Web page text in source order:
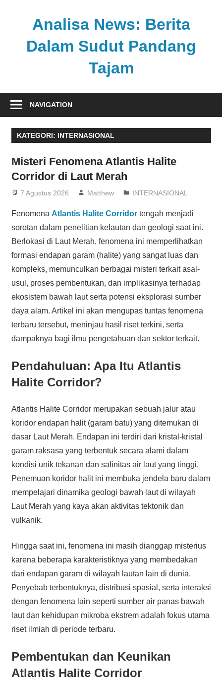
Analisa News: Berita
Dalam Sudut Pandang
Tajam
kritis
akurat
dari
politik,
dan
olahraga
NAVIGATION
KATEGORI: INTERNASIONAL
Misteri Fenomena Atlantis Halite
Corridor di Laut Merah
7 Agustus 2026 Matthew INTERNASIONAL
Fenomena Atlantis Halite Corridortengah menjadi
sorotan dalam penelitian kelautan dan geologi saat ini.
Berlokasi di Laut Merah, fenomena ini memperlihatkan
formasi endapan garam (halite) yang sangat luas dan
kompleks, memunculkan berbagai misteri terkait asal-
usul, proses pembentukan, dan implikasinya terhadap
ekosistem bawah laut serta potensi eksplorasi sumber
daya alam. Artikel ini akan mengupas tuntas fenomena
terbaru tersebut, meninjau hasil riset terkini, serta
dampaknya bagi ilmu pengetahuan dan sektor terkait.
Pendahuluan: Apa Itu Atlantis
Halite Corridor?
Atlantis Halite Corridor merupakan sebuah jalur atau
koridor endapan halit (garam batu) yang ditemukan di
dasar Laut Merah. Endapan ini terdiri dari kristal-kristal
garam raksasa yang terbentuk secara alami dalam
kondisi unik tekanan dan salinitas air laut yang tinggi.
Penemuan koridor halit ini membuka jendela baru dalam
mempelajari dinamika geologi bawah laut di wilayah
Laut Merah yang kaya akan aktivitas tektonik dan
vulkanik.
Hingga saat ini, fenomena ini masih dianggap misterius
karena beberapa karakteristiknya yang membedakan
dari endapan garam di wilayah lautan lain di dunia.
Penyebab terbentuknya, distribusi spasial, serta interaksi
dengan fenomena lain seperti sumber air panas bawah
laut dan kehidupan mikroba ekstrem adalah fokus utama
riset ilmiah di periode terbaru.
Pembentukan dan Keunikan
Atlantis Halite Corridor